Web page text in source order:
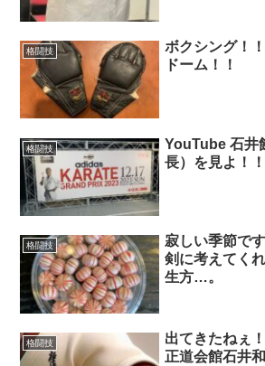
格闘技
ボクシング！
ドーム！！
格闘技
YouTube 石井
長）を見よ！！
格闘技
寂しい季節で
剣に考えてく
生方…。
格闘技
出てきたねぇ
正道会館石井